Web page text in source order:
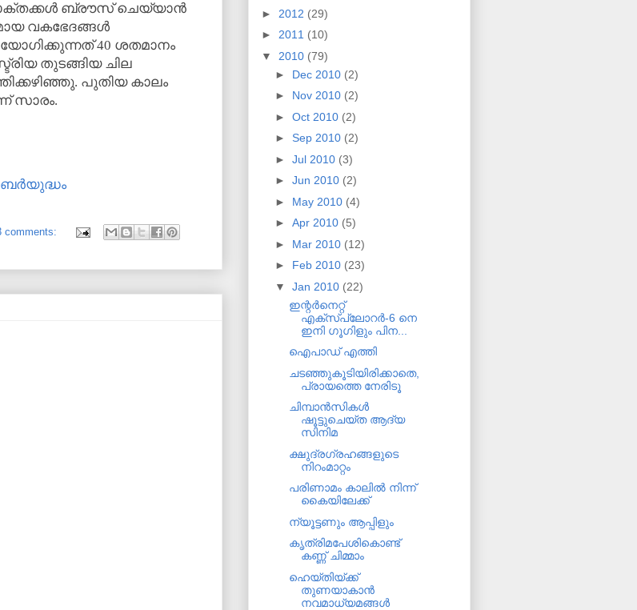
ബ്രൗസ് ചെയ്യാന്‍
വകഭേദങ്ങള്‍
40 ശതമാനം
തുടങ്ങിയ ചില
പുതിയ കാലം
സാരം.
comments:
► 2012 (29)
► 2011 (10)
▼ 2010 (79)
► Dec 2010 (2)
► Nov 2010 (2)
► Oct 2010 (2)
► Sep 2010 (2)
► Jul 2010 (3)
► Jun 2010 (2)
► May 2010 (4)
► Apr 2010 (5)
► Mar 2010 (12)
► Feb 2010 (23)
▼ Jan 2010 (22)
ഇന്റര്‍നെറ്റ്
എക്‌സ്‌പ്ലോറര്‍-6 നെ
ഇനി ഗൂഗിളും പിന...
ഐപാഡ് എത്തി
ചടഞ്ഞുകൂടിയിരിക്കാതെ,
പ്രായത്തെ നേരിടൂ
ചിമ്പാന്‍സികള്‍
ഷൂട്ടുചെയ്ത ആദ്യ
സിനിമ
ക്ഷുദ്രഗ്രഹങ്ങളുടെ
നിറംമാറ്റം
പരിണാമം കാലില്‍ നിന്ന്
കൈയിലേക്ക്
ന്യൂട്ടണും ആപ്പിളും
കൃത്രിമപേശികൊണ്ട്
കണ്ണ് ചിമ്മാം
ഹെയ്തിയ്ക്ക്
തുണയാകാന്‍
നവമാധ്യമങ്ങള്‍